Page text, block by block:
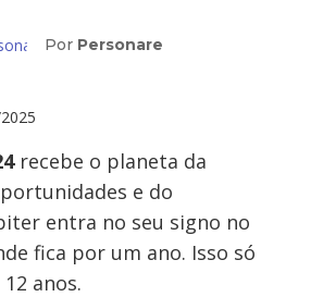
Por Personare
recebe o planeta da
e do
entra no seu signo no
fica por um ano. Isso só
anos.